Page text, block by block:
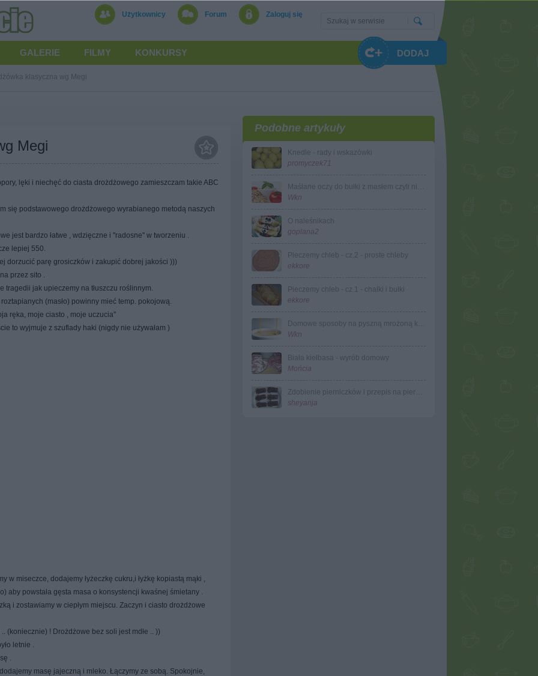
Użytkownicy Forum Zaloguj się
GALERIE FILMY KONKURSY DODAJ
klasyczna wg Megi
Megi
lęki i niechęć do ciasta drożdżowego zamieszczam takie ABC
się podstawowego drożdżowego wyrabianego metodą naszych
jest bardzo łatwe , wdzięczne i ''radosne'' w tworzeniu .
lepiej 550.
dorzucić parę grosiczków i zakupić dobrej jakości )))
przez sito .
tragedii jak upieczemy na tłuszczu roślinnym.
(masło) powinny mieć temp. pokojową.
ręka, moje ciasto , moje uczucia''
to wyjmuje z szuflady haki (nigdy nie używałam )
w miseczce, dodajemy łyżeczkę cukru,i łyżkę kopiastą mąki ,
aby powstała gęsta masa o konsystencji kwaśnej śmietany .
i zostawiamy w ciepłym miejscu. Zaczyn i ciasto drożdżowe
(koniecznie) ! Drożdżowe bez soli jest mdłe .. ))
letnie .
.
masę jajeczną i mleko. Łączymy ze sobą. Spokojnie,
Podobne artykuły
Knedle - rady i wskazówki
promyczek71
Wkn
O naleśnikach
goplana2
Pieczemy chleb - cz.2 - proste chleby
ekkore
Pieczemy chleb - cz.1 - chałki i bułki
ekkore
Wkn
Biała kiełbasa - wyrób domowy
Mońcia
sheyanja